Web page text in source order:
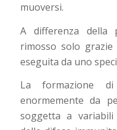
muoversi.
A differenza della
rimosso solo
eseguita da uno
La formazione
enormemente da
soggetta a